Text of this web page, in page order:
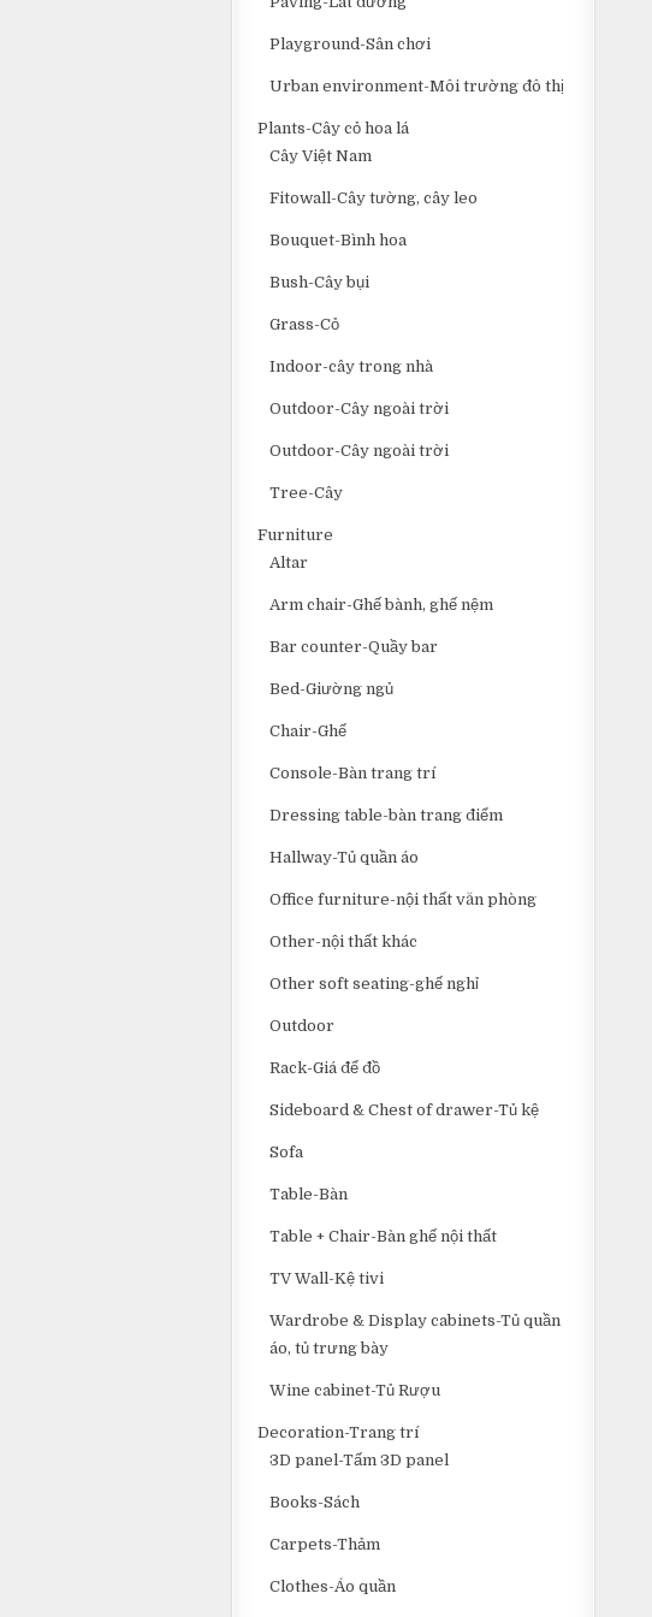
Playground-Sân chơi
Urban environment-Môi trường đô thị
Plants-Cây cỏ hoa lá
Cây Việt Nam
Fitowall-Cây tường, cây leo
Bouquet-Bình hoa
Bush-Cây bụi
Grass-Cỏ
Indoor-cây trong nhà
Outdoor-Cây ngoài trời
Outdoor-Cây ngoài trời
Tree-Cây
Furniture
Altar
Arm chair-Ghế bành, ghế nệm
Bar counter-Quầy bar
Bed-Giường ngủ
Chair-Ghế
Console-Bàn trang trí
Dressing table-bàn trang điểm
Hallway-Tủ quần áo
Office furniture-nội thất văn phòng
Other-nội thất khác
Other soft seating-ghế nghỉ
Outdoor
Rack-Giá để đồ
Sideboard & Chest of drawer-Tủ kệ
Sofa
Table-Bàn
Table + Chair-Bàn ghế nội thất
TV Wall-Kệ tivi
Wardrobe & Display cabinets-Tủ quần
áo, tủ trưng bày
Wine cabinet-Tủ Rượu
Decoration-Trang trí
3D panel-Tấm 3D panel
Books-Sách
Carpets-Thảm
Clothes-Áo quần